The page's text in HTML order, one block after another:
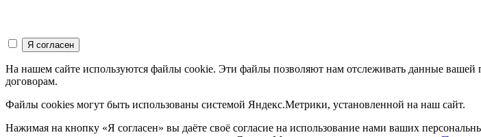
На нашем сайте используются файлы cookie. Эти файлы позволяют нам отслеживать данные вашей
договорам.
Файлы cookies могут быть использованы системой Яндекс.Метрики, установленной на наш сайт.
Нажимая на кнопку «Я согласен» вы даёте своё согласие на использование нами ваших